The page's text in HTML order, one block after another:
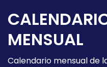
MENSUAL
Calendario mensual de